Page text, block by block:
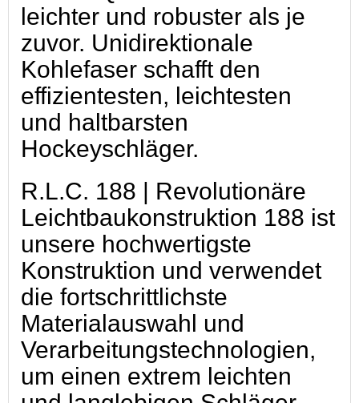
leichter und robuster als je
zuvor. Unidirektionale
Kohlefaser schafft den
effizientesten, leichtesten
und haltbarsten
Hockeyschläger.
R.L.C. 188 | Revolutionäre
Leichtbaukonstruktion 188 ist
unsere hochwertigste
Konstruktion und verwendet
die fortschrittlichste
Materialauswahl und
Verarbeitungstechnologien,
um einen extrem leichten